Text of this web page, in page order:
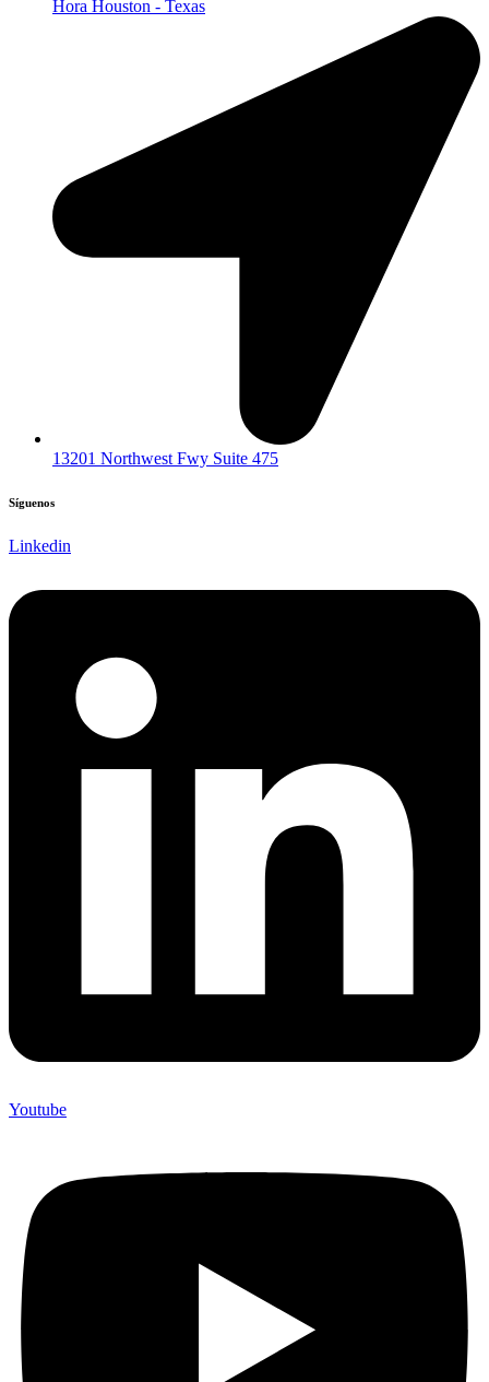
Hora Houston - Texas
13201 Northwest Fwy Suite 475
Síguenos
Linkedin
Youtube